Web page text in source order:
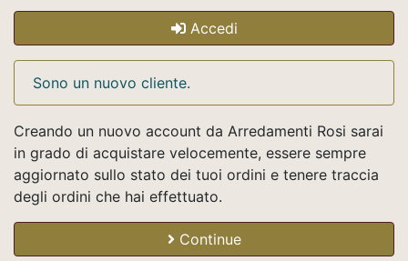
Accedi
Sono un nuovo cliente.
Creando un nuovo account da Arredamenti Rosi sarai
in grado di acquistare velocemente, essere sempre
aggiornato sullo stato dei tuoi ordini e tenere traccia
degli ordini che hai effettuato.
Continue